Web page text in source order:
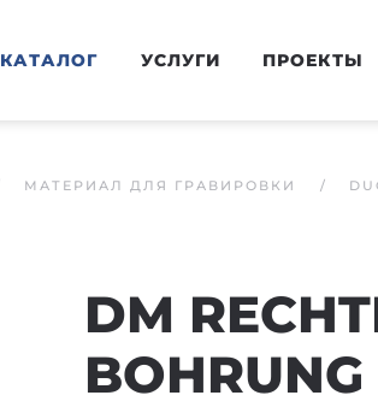
КАТАЛОГ УСЛУГИ ПРОЕКТЫ
МАТЕРИАЛ ДЛЯ ГРАВИРОВКИ
DM
BOHRUNG